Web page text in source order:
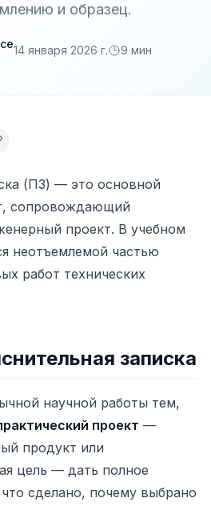
и образец.
14 января 2026 г. 9 мин
(ПЗ) — это основной
сопровождающий
проект. В учебном
неотъемлемой частью
работ технических
записка
научной работы тем,
проект —
продукт или
цель — дать полное
сделано, почему выбрано